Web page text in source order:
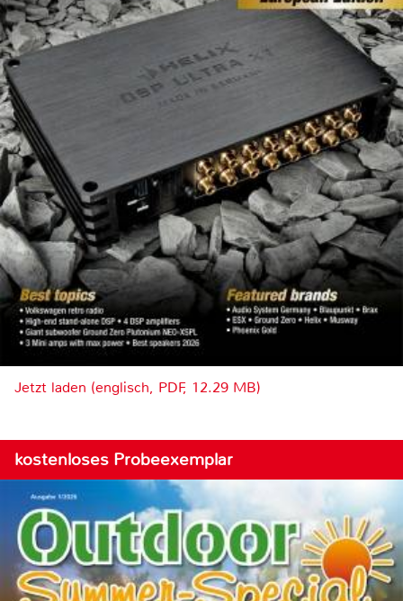
Jetzt laden (englisch, PDF, 12.29 MB)
kostenloses Probeexemplar